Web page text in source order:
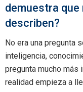
demuestra
describen?
No era una pregunta
inteligencia,
pregunta mucho más
realidad empieza a